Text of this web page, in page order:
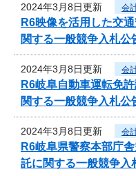
2024年3月8日更新 会
R6映像を活用した交
関する一般競争入札公
2024年3月8日更新 会
R6岐阜自動車運転免
関する一般競争入札公
2024年3月8日更新 会
R6岐阜県警察本部庁
託に関する一般競争入